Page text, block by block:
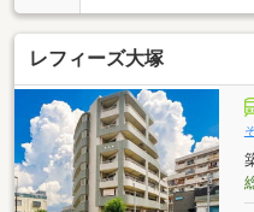
ム実施クロス張替
防水パン交換○2020
大型ウォークインク
スペース付き○ご内
問い合わせください
レフィーズ大塚